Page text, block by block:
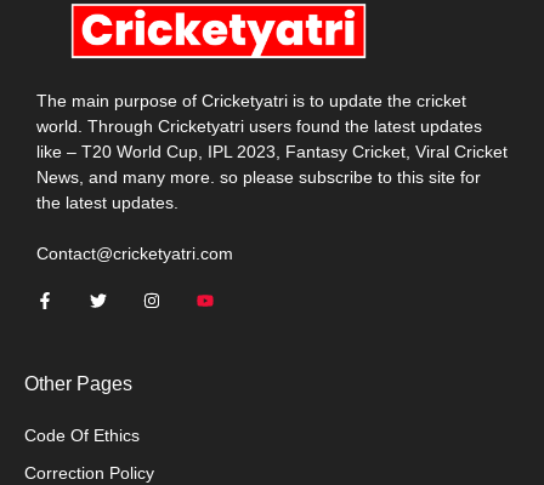
The main purpose of Cricketyatri is to update the cricket
world. Through Cricketyatri users found the latest updates
like – T20 World Cup, IPL 2023, Fantasy Cricket, Viral Cricket
News, and many more. so please subscribe to this site for
the latest updates.
Contact@cricketyatri.com
Other Pages
Code Of Ethics
Correction Policy